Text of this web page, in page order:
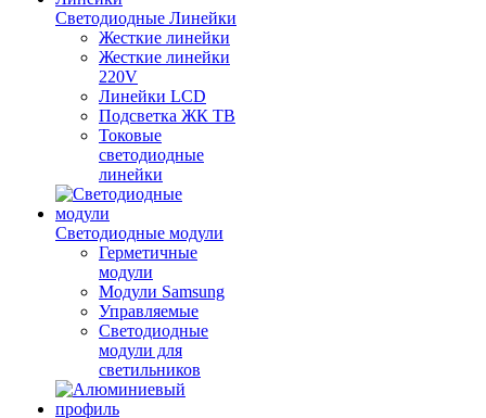
Светодиодные Линейки
Жесткие линейки
Жесткие линейки
220V
Линейки LCD
Подсветка ЖК ТВ
Токовые
светодиодные
линейки
Светодиодные модули
Герметичные
модули
Модули Samsung
Управляемые
Светодиодные
модули для
светильников